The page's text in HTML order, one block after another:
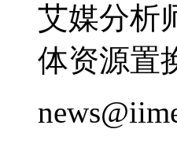
艾媒分析
体资源置